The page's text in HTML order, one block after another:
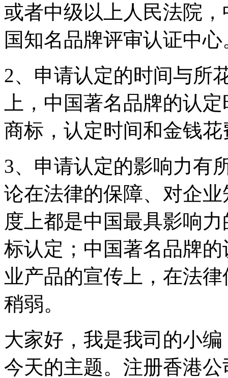
或者中级以上人民法院
国知名品牌评审认证中心
2、申请认定的时间与所
上，中国著名品牌的认
商标，认定时间和金钱
3、申请认定的影响力有
论在法律的保障、对企
度上都是中国最具影响
标认定；中国著名品牌
业产品的宣传上，在法
稍弱。
大家好，我是我司的小
今天的主题。注册香港